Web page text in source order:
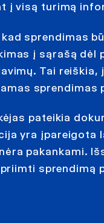
į visą turimą
sprendimas
į sąrašą dėl
Tai
pateikia
yra įpareigota
pakankami.
sprendimą